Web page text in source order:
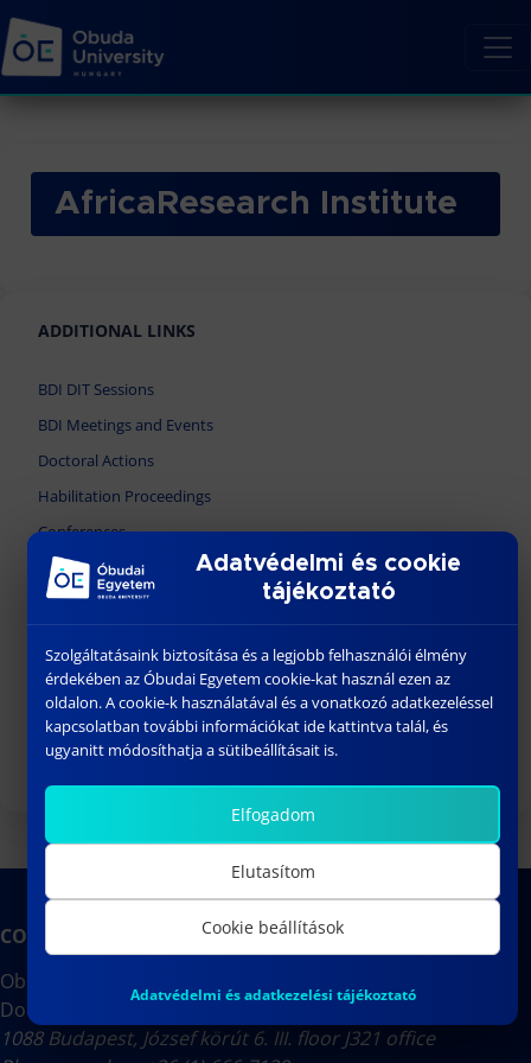
AfricaResearch Institute
ADDITIONAL LINKS
BDI DIT Sessions
BDI Meetings and Events
Doctoral Actions
Habilitation Proceedings
Conferences
Africa Research Institute
University Doctoral And Habilitation Council
Obuda University
ALUMNI
CONTACT
Obuda University
Doctoral School on Safety and Security Sciences
1088 Budapest, József körút 6. III. floor J321 office
Adatvédelmi és cookie
tájékoztató
Szolgáltatásaink biztosítása és a legjobb felhasználói élmény
érdekében az Óbudai Egyetem cookie-kat használ ezen az
oldalon. A cookie-k használatával és a vonatkozó adatkezeléssel
kapcsolatban további információkat ide kattintva talál, és
ugyanitt módosíthatja a sütibeállításait is.
Elfogadom
Elutasítom
Cookie beállítások
Adatvédelmi és adatkezelési tájékoztató